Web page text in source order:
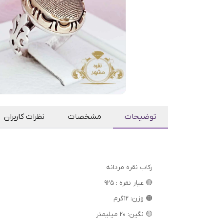
توضیحات مشخصات نظرات کاربران
رکاب نقره مردانه
🔴 عیار نقره : 925
🟠 وزن: 12 گرم
🟡 نگین: 20 میلیمتر